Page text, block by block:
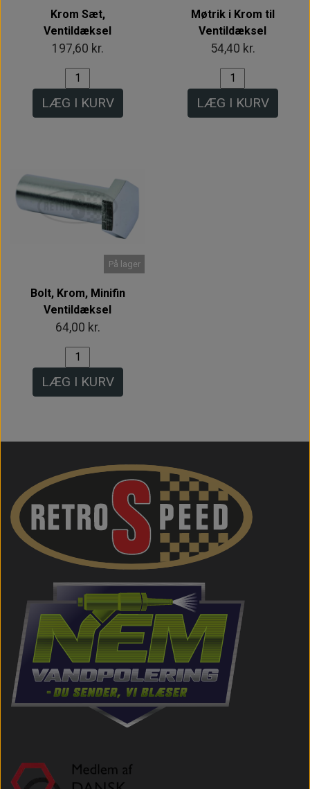
Krom Sæt,
Ventildæksel
197,60 kr.
LÆG I KURV
Møtrik i Krom til
Ventildæksel
54,40 kr.
LÆG I KURV
På lager
Bolt, Krom, Minifin
Ventildæksel
64,00 kr.
LÆG I KURV